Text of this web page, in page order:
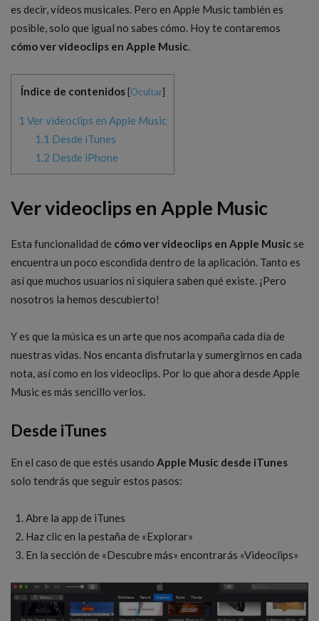
es decir, vídeos musicales. Pero en Apple Music también es
posible, solo que igual no sabes cómo. Hoy te contaremos
cómo ver videoclips en Apple Music.
Índice de contenidos [Ocultar]
1 Ver videoclips en Apple Music
1.1 Desde iTunes
1.2 Desde iPhone
Ver videoclips en Apple Music
Esta funcionalidad de cómo ver videoclips en Apple Musicse
encuentra un poco escondida dentro de la aplicación. Tanto es
así que muchos usuarios ni siquiera saben qué existe. ¡Pero
nosotros la hemos descubierto!
Y es que la música es un arte que nos acompaña cada día de
nuestras vidas. Nos encanta disfrutarla y sumergirnos en cada
nota, así como en los videoclips. Por lo que ahora desde Apple
Music es más sencillo verlos.
Desde iTunes
En el caso de que estés usando Apple Music desde iTunes
solo tendrás que seguir estos pasos:
Abre la app de iTunes
Haz clic en la pestaña de «Explorar»
En la sección de «Descubre más» encontrarás «Videoclips»